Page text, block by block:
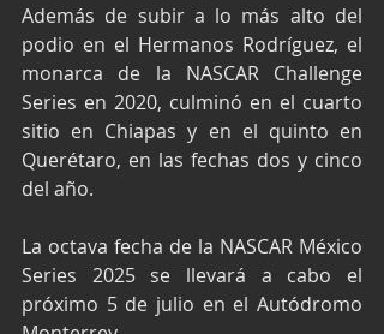
Además de subir a lo más alto del
podio en el Hermanos Rodríguez, el
monarca de la NASCAR Challenge
Series en 2020, culminó en el cuarto
sitio en Chiapas y en el quinto en
Querétaro, en las fechas dos y cinco
del año.
La octava fecha de la NASCAR México
Series 2025 se llevará a cabo el
próximo 5 de julio en el Autódromo